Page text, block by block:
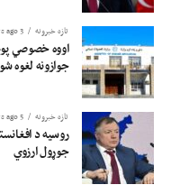
تازه خبرونه 3 hours ago
اووه خصوصي
جوازونه لغوه
تازه خبرونه 5 hours ago
روسیه د
جوړول ارزوي